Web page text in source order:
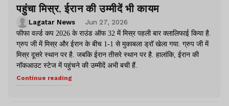
पहुंचा मिस्र, ईरान की उम्मीदें भी कायम
Lagatar News
Jun 27, 2026
फीफा वर्ल्ड कप 2026 के राउंड ऑफ 32 में मिस्र पहली बार क्लालिफाई किया है.
ग्रुप जी में मिस्र और ईरान के बीच 1-1 से मुकाबला ड्रॉ खेला गया. ग्रुप जी में
मिस्र दूसरे स्थान पर है. जबकि ईरान तीसरे स्थान पर है. हालांकि, ईरान की
नॉकआउट स्टेज में पहुंचने की उम्मीदें अभी बची हैं.
Continue reading